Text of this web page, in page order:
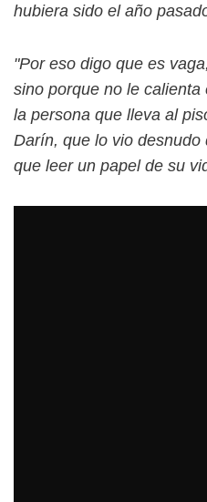
hubiera sido el año
"Por eso digo que es
sino porque no le
la persona que lleva al
Darín, que lo vio
que leer un papel de su